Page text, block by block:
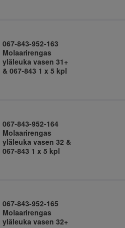
067-843-952-163
Molaarirengas
yläleuka vasen 31+
& 067-843 1 x 5 kpl
067-843-952-164
Molaarirengas
yläleuka vasen 32 &
067-843 1 x 5 kpl
067-843-952-165
Molaarirengas
yläleuka vasen 32+